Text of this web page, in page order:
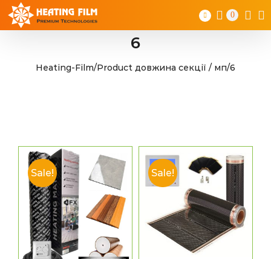
Skip
0
6
Heating-Film/Product довжина секції / мп/6
Sale! Sale!